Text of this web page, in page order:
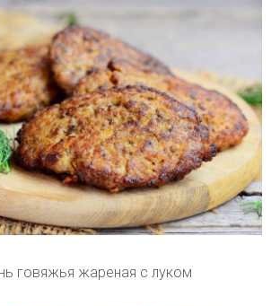
говяжья жареная с луком